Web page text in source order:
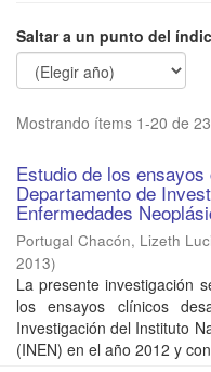
Saltar a un punto del
Mostrando ítems 1-20 de
Estudio de los
Departamento de
Enfermedades
Portugal Chacón, Lizeth
2013)
La presente investigación
los ensayos clínicos
Investigación del Instituto
(INEN) en el año 2012 y